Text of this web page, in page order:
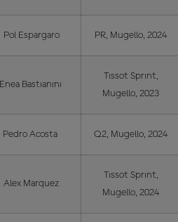
Pol Espargaro PR, Mugello, 2024
Enea Bastianini
Tissot Sprint,
Mugello, 2023
Pedro Acosta Q2, Mugello, 2024
Alex Marquez
Tissot Sprint,
Mugello, 2024